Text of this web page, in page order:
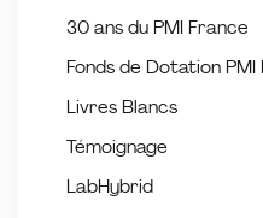
30 ans du PMI France
Fonds de Dotation PMI
Livres Blancs
Témoignage
LabHybrid